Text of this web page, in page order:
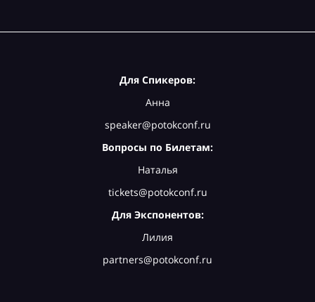
Для Спикеров:
Анна
speaker@potokconf.ru
Вопросы по Билетам:
Наталья
tickets@potokconf.ru
Для Экспонентов:
Лилия
partners@potokconf.ru